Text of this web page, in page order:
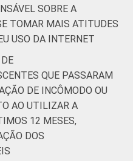
SOBRE A
TOMAR MAIS ATITUDES
USO DA INTERNET
QUE PASSARAM
DE INCÔMODO OU
AO UTILIZAR A
12 MESES,
DOS